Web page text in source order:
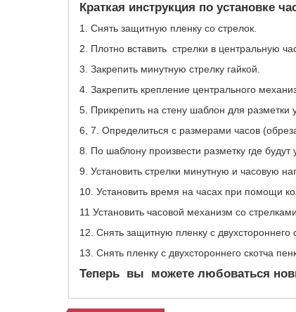
Краткая инструкция по установке
1. Снять защитную пленку со стрелок.
2. Плотно вставить стрелки в центральную
3. Закрепить минутную стрелку гайкой.
4. Закрепить крепление центрального
5. Прикрепить на стену шаблон для разметки
6, 7. Определиться с размерами часов
8. По шаблону произвести разметку где
9. Установить стрелки минутную и часовую
10. Установить время на часах при помощи
11 Установить часовой механизм со
12. Снять защитную пленку с двухстороннего
13. Снять пленку с двухстороннего скотча
Теперь вы можете любоваться